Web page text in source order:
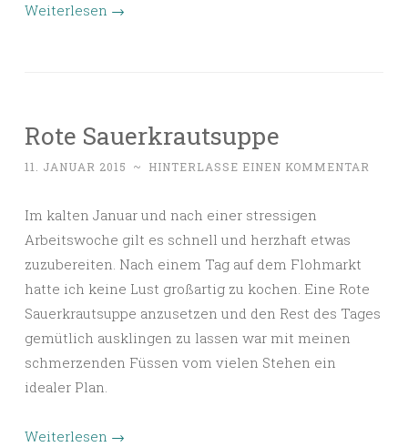
Weiterlesen →
Rote Sauerkrautsuppe
11. JANUAR 2015 ~ HINTERLASSE EINEN KOMMENTAR
Im kalten Januar und nach einer stressigen
Arbeitswoche gilt es schnell und herzhaft etwas
zuzubereiten. Nach einem Tag auf dem Flohmarkt
hatte ich keine Lust großartig zu kochen. Eine Rote
Sauerkrautsuppe anzusetzen und den Rest des Tages
gemütlich ausklingen zu lassen war mit meinen
schmerzenden Füssen vom vielen Stehen ein
idealer Plan.
Weiterlesen →